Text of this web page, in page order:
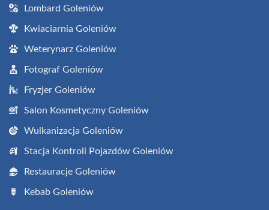
Lombard Goleniów
Kwiaciarnia Goleniów
Weterynarz Goleniów
Fotograf Goleniów
Fryzjer Goleniów
Salon Kosmetyczny Goleniów
Wulkanizacja Goleniów
Stacja Kontroli Pojazdów Goleniów
Restauracje Goleniów
Kebab Goleniów